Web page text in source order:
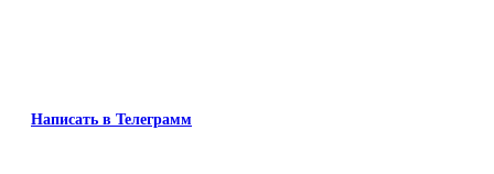
Написать в Телеграмм